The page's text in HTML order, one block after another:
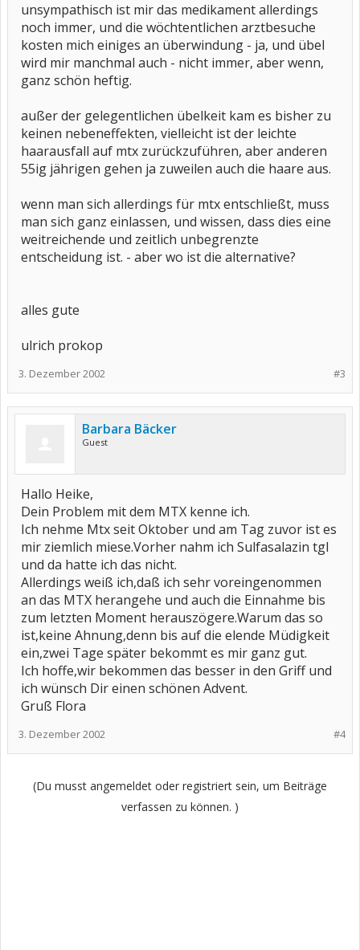
unsympathisch ist mir das medikament allerdings
noch immer, und die wöchtentlichen arztbesuche
kosten mich einiges an überwindung - ja, und übel
wird mir manchmal auch - nicht immer, aber wenn,
ganz schön heftig.
außer der gelegentlichen übelkeit kam es bisher zu
keinen nebeneffekten, vielleicht ist der leichte
haarausfall auf mtx zurückzuführen, aber anderen
55ig jährigen gehen ja zuweilen auch die haare aus.
wenn man sich allerdings für mtx entschließt, muss
man sich ganz einlassen, und wissen, dass dies eine
weitreichende und zeitlich unbegrenzte
entscheidung ist. - aber wo ist die alternative?
alles gute
ulrich prokop
#3
3. Dezember 2002
Barbara Bäcker
Guest
Hallo Heike,
Dein Problem mit dem MTX kenne ich.
Ich nehme Mtx seit Oktober und am Tag zuvor ist es
mir ziemlich miese.Vorher nahm ich Sulfasalazin tgl
und da hatte ich das nicht.
Allerdings weiß ich,daß ich sehr voreingenommen
an das MTX herangehe und auch die Einnahme bis
zum letzten Moment herauszögere.Warum das so
ist,keine Ahnung,denn bis auf die elende Müdigkeit
ein,zwei Tage später bekommt es mir ganz gut.
Ich hoffe,wir bekommen das besser in den Griff und
ich wünsch Dir einen schönen Advent.
Gruß Flora
#4
3. Dezember 2002
(Du musst angemeldet oder registriert sein, um Beiträge
verfassen zu können. )